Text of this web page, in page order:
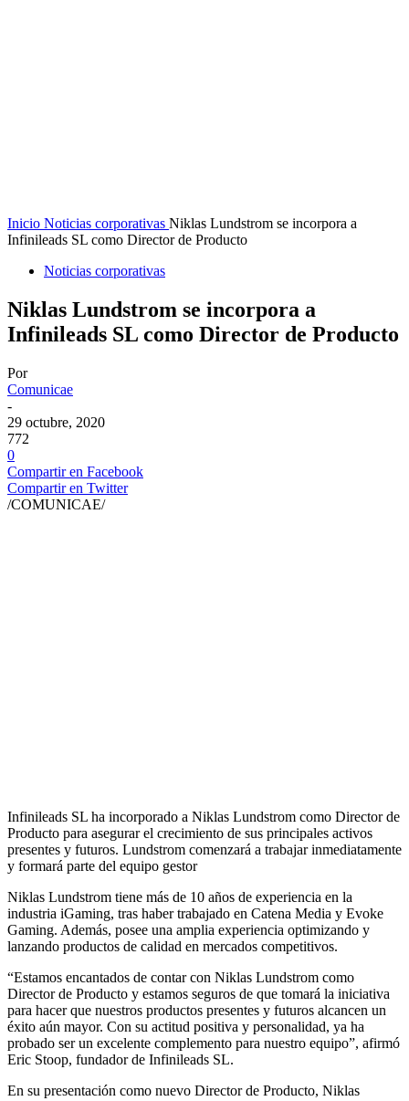
Inicio Noticias corporativas Niklas Lundstrom se incorpora a
Infinileads SL como Director de Producto
Noticias corporativas
Niklas Lundstrom se incorpora a
Infinileads SL como Director de Producto
Por
Comunicae
-
29 octubre, 2020
772
0
Compartir en Facebook
Compartir en Twitter
/COMUNICAE/
Infinileads SL ha incorporado a Niklas Lundstrom como Director de
Producto para asegurar el crecimiento de sus principales activos
presentes y futuros. Lundstrom comenzará a trabajar inmediatamente
y formará parte del equipo gestor
Niklas Lundstrom tiene más de 10 años de experiencia en la
industria iGaming, tras haber trabajado en Catena Media y Evoke
Gaming. Además, posee una amplia experiencia optimizando y
lanzando productos de calidad en mercados competitivos.
“Estamos encantados de contar con Niklas Lundstrom como
Director de Producto y estamos seguros de que tomará la iniciativa
para hacer que nuestros productos presentes y futuros alcancen un
éxito aún mayor. Con su actitud positiva y personalidad, ya ha
probado ser un excelente complemento para nuestro equipo”, afirmó
Eric Stoop, fundador de Infinileads SL.
En su presentación como nuevo Director de Producto, Niklas